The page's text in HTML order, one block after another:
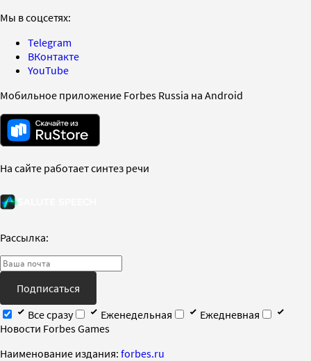
Мы в соцсетях:
Telegram
ВКонтакте
YouTube
Мобильное приложение Forbes Russia на Android
На сайте работает синтез речи
Рассылка:
Подписаться
Все сразу
Еженедельная
Ежедневная
Новости Forbes Games
Наименование издания: forbes.ru